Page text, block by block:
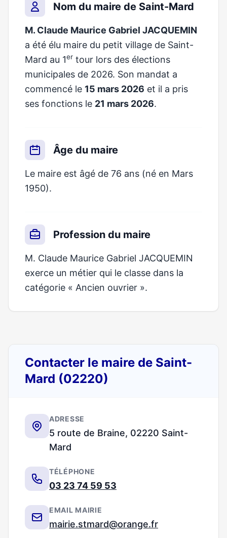
Nom du maire de Saint-Mard
M. Claude Maurice Gabriel JACQUEMIN
a été élu maire du petit village de Saint-
Mard au 1er tour lors des élections
municipales de 2026. Son mandat a
commencé le 15 mars 2026 et il a pris
ses fonctions le 21 mars 2026.
Âge du maire
Le maire est âgé de 76 ans (né en Mars
1950).
Profession du maire
M. Claude Maurice Gabriel JACQUEMIN
exerce un métier qui le classe dans la
catégorie « Ancien ouvrier ».
Contacter le maire de Saint-
Mard (02220)
ADRESSE
5 route de Braine, 02220 Saint-
Mard
TÉLÉPHONE
03 23 74 59 53
EMAIL MAIRIE
mairie.stmard@orange.fr